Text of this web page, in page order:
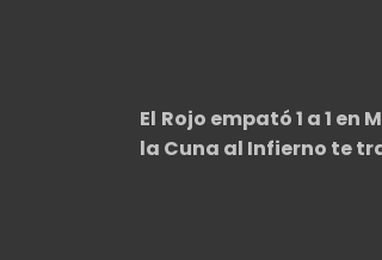
El Rojo empató 1 a 1 en
la Cuna al Infierno te